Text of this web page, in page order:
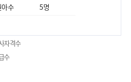
수
5명
자격수
수